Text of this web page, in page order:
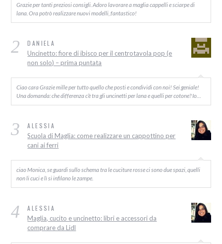
Grazie per tanti preziosi consigli. Adoro lavorare a maglia cappelli e sciarpe di
lana. Ora potrò realizzare nuovi modelli, fantastico!
2 DANIELA
Uncinetto: fiore di ibisco per il centrotavola pop (e
non solo) – prima puntata
Ciao cara Grazie mille per tutto quello che posti e condividi con noi! Sei geniale!
Una domanda: che differenza c’è tra gli uncinetti per lana e quelli per cotone? Io…
3 ALESSIA
Scuola di Maglia: come realizzare un cappottino per
cani ai ferri
ciao Monica, se guardi sullo schema tra le cuciture rosse ci sono due spazi, quelli
non li cuci e lì si infilano le zampe.
4 ALESSIA
Maglia, cucito e uncinetto: libri e accessori da
comprare da Lidl